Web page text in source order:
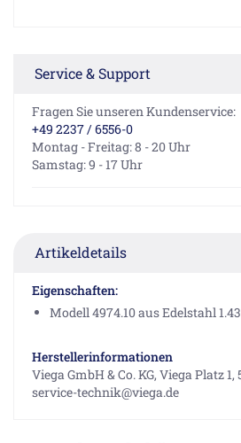
Service & Support
Fragen Sie unseren Kundenservice:
+49 2237 / 6556-0
Montag - Freitag: 8 - 20 Uhr
Samstag: 9 - 17 Uhr
Artikeldetails
Eigenschaften:
Modell 4974.10 aus Edelstahl
Herstellerinformationen
Viega GmbH & Co. KG, Viega Platz
service-technik@viega.de